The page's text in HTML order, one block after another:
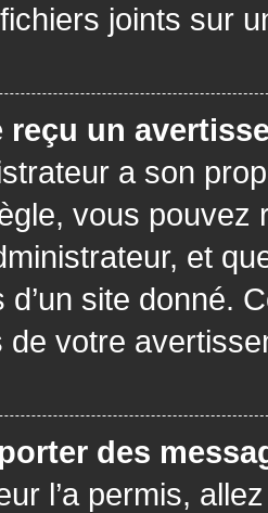
joints sur
reçu un
a son
vous pouvez
et
site donné.
de votre
des
l’a permis,